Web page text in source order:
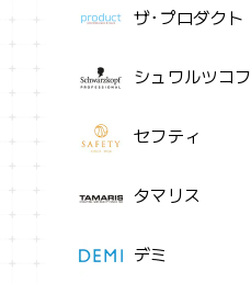
ザ･プロダクト
シュワルツコフ
セフティ
タマリス
デミ